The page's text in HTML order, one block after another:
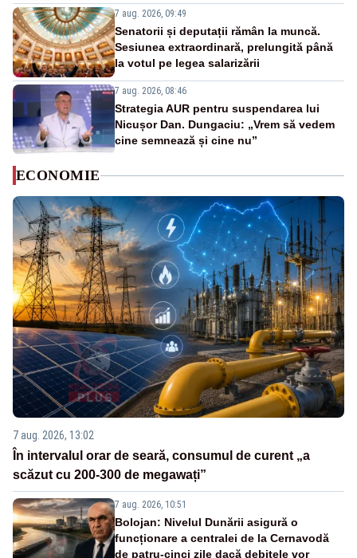
7 aug. 2026, 09:49
Senatorii și deputații rămân la muncă.
Sesiunea extraordinară, prelungită până
la votul pe legea salarizării
7 aug. 2026, 08:46
Strategia AUR pentru suspendarea lui
Nicușor Dan. Dungaciu: „Vrem să vedem
cine semnează și cine nu”
ECONOMIE
7 aug. 2026, 13:02
În intervalul orar de seară, consumul de curent „a
scăzut cu 200-300 de megawați”
7 aug. 2026, 10:51
Bolojan: Nivelul Dunării asigură o
funcționare a centralei de la Cernavodă
de patru-cinci zile dacă debitele vor